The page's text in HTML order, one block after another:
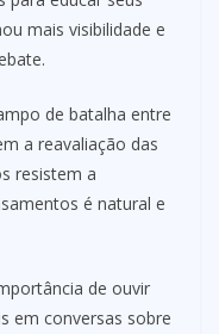
mais visibilidade e
de batalha entre
a reavaliação das
resistem a
é natural e
de ouvir
em conversas sobre